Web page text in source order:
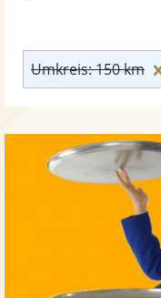
Umkreis: 150 km